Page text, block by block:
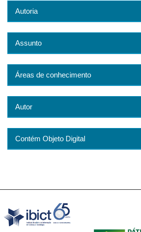
Autoria
Assunto
Áreas de conhecimento
Autor
Contém Objeto Digital